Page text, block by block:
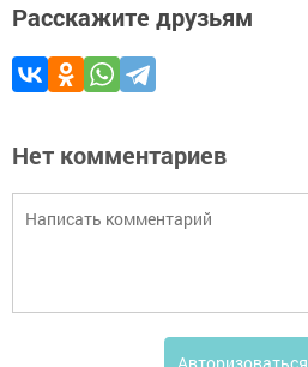
Расскажите друзьям
Нет комментариев